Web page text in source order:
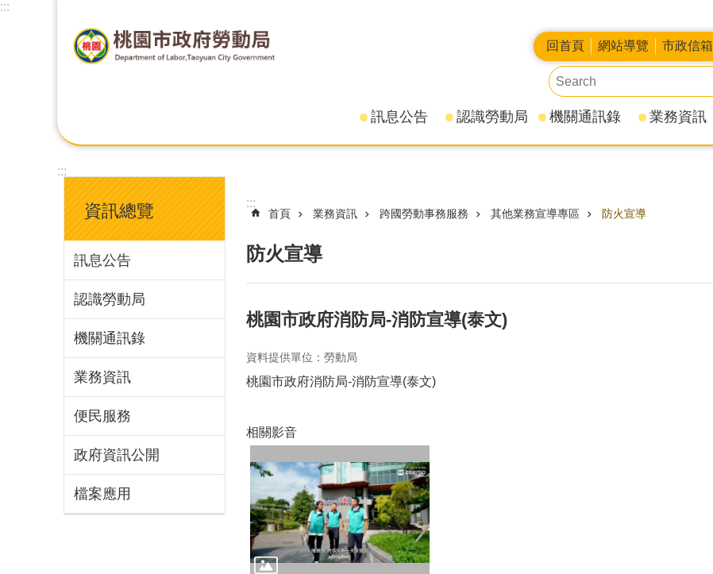
:::
回首頁 網站導覽 市政信箱
訊息公告 認識勞動局 機關通訊錄 業務資訊
:::
資訊總覽
訊息公告
認識勞動局
機關通訊錄
業務資訊
便民服務
政府資訊公開
檔案應用
:::
首頁 業務資訊 跨國勞動事務服務 其他業務宣導專區 防火宣導
防火宣導
桃園市政府消防局-消防宣導(泰文)
資料提供單位：勞動局
桃園市政府消防局-消防宣導(泰文)
相關影音